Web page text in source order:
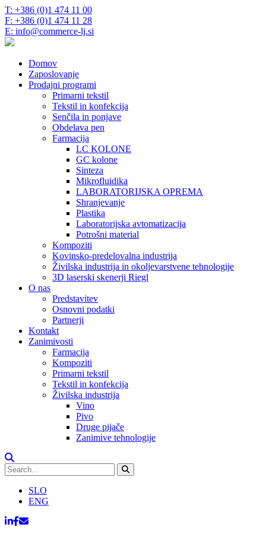
T: +386 (0)1 474 11 00
F: +386 (0)1 474 11 28
E: info@commerce-lj.si
Domov
Zaposlovanje
Prodajni programi
Primarni tekstil
Tekstil in konfekcija
Senčila in ponjave
Obdelava pen
Farmacija
LC KOLONE
GC kolone
Sinteza
Mikrofluidika
LABORATORIJSKA OPREMA
Shranjevanje
Plastika
Laboratorijska avtomatizacija
Potrošni material
Kompoziti
Kovinsko-predelovalna industrija
Živilska industrija in okoljevarstvene tehnologije
3D laserski skenerji Riegl
O nas
Predstavitev
Osnovni podatki
Partnerji
Kontakt
Zanimivosti
Farmacija
Kompoziti
Primarni tekstil
Tekstil in konfekcija
Živilska industrija
Vino
Pivo
Druge pijače
Zanimive tehnologije
SLO
ENG